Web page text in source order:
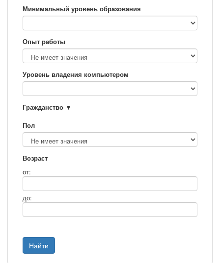
Минимальный уровень образования
Опыт работы
Уровень владения компьютером
Гражданство
Пол
Возраст
от:
до:
Найти